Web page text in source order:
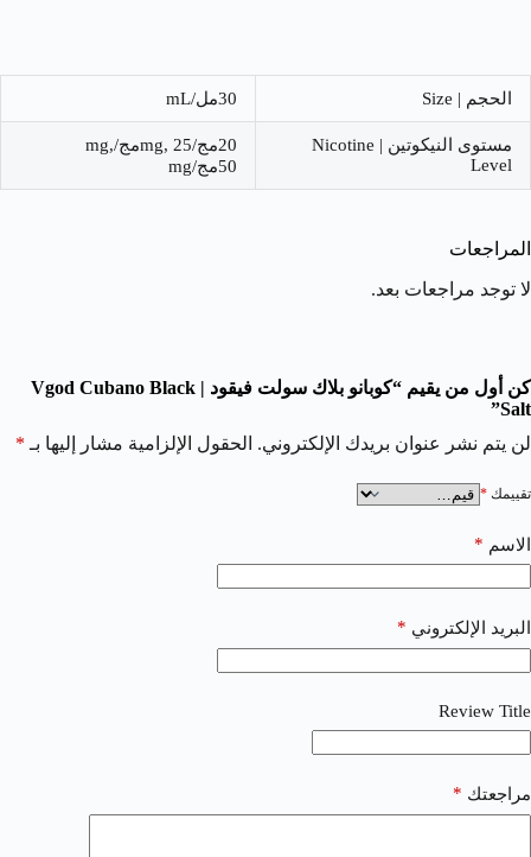
الحجم | Size 30مل/mL
مستوى النيكوتين | Nicotine
Level
20مج/mg, 25مج/mg,
50مج/mg
المراجعات
لا توجد مراجعات بعد.
كن أول من يقيم “كوبانو بلاك سولت فيقود | Vgod Cubano Black
Salt”
لن يتم نشر عنوان بريدك الإلكتروني. الحقول الإلزامية مشار إليها بـ *
تقييمك *
الاسم *
البريد الإلكتروني *
Review Title
مراجعتك *